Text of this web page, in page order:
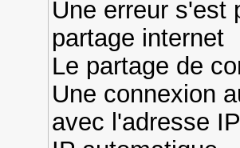
Une erreur s'est
partage internet
Le partage de
Une connexion
avec l'adresse